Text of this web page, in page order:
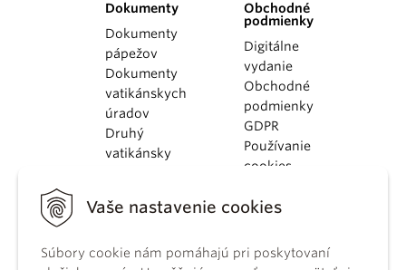
Vaše nastavenie cookies
Súbory cookie nám pomáhajú pri poskytovaní
Dokumenty
Dokumenty
pápežov
Dokumenty
vatikánskych
úradov
Druhý
vatikánsky
KBS
kánonického
Obchodné
podmienky
Digitálne
vydanie
Obchodné
podmienky
GDPR
Používanie
cookies